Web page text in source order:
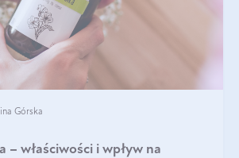
Górska
– właściwości i wpływ na